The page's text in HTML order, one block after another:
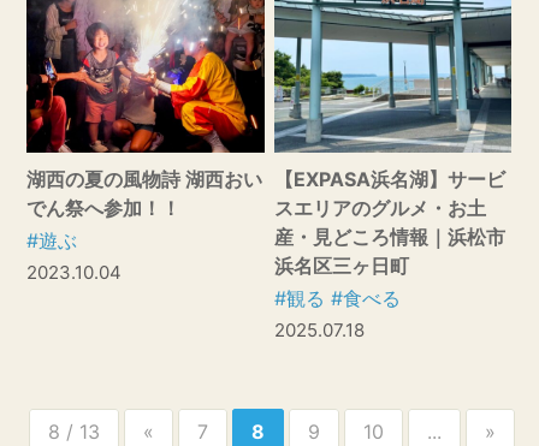
湖西の夏の風物詩 湖西おい
でん祭へ参加！！
#遊ぶ
2023.10.04
【EXPASA浜名湖】サービ
スエリアのグルメ・お土
産・見どころ情報｜浜松市
浜名区三ヶ日町
#観る #食べる
2025.07.18
8 / 13 « 7 8 9 10 ... »